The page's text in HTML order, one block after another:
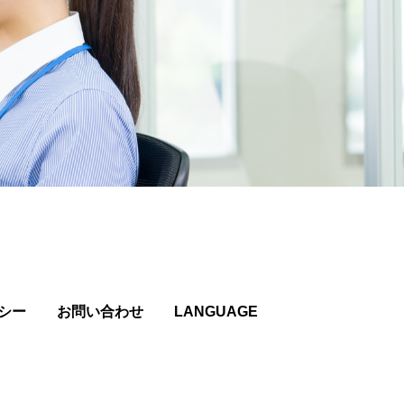
ー お問い合わせ LANGUAGE